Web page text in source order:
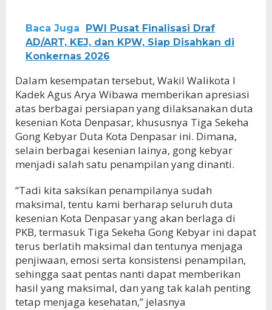
Baca Juga
PWI Pusat Finalisasi Draf
AD/ART, KEJ, dan KPW, Siap Disahkan di
Konkernas 2026
Dalam kesempatan tersebut, Wakil Walikota I
Kadek Agus Arya Wibawa memberikan apresiasi
atas berbagai persiapan yang dilaksanakan duta
kesenian Kota Denpasar, khususnya Tiga Sekeha
Gong Kebyar Duta Kota Denpasar ini. Dimana,
selain berbagai kesenian lainya, gong kebyar
menjadi salah satu penampilan yang dinanti.
“Tadi kita saksikan penampilanya sudah
maksimal, tentu kami berharap seluruh duta
kesenian Kota Denpasar yang akan berlaga di
PKB, termasuk Tiga Sekeha Gong Kebyar ini dapat
terus berlatih maksimal dan tentunya menjaga
penjiwaan, emosi serta konsistensi penampilan,
sehingga saat pentas nanti dapat memberikan
hasil yang maksimal, dan yang tak kalah penting
tetap menjaga kesehatan,” jelasnya